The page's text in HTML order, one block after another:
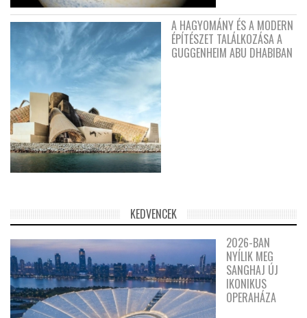
A HAGYOMÁNY ÉS A MODERN
ÉPÍTÉSZET TALÁLKOZÁSA A
GUGGENHEIM ABU DHABIBAN
KEDVENCEK
2026-BAN
NYÍLIK MEG
SANGHAJ ÚJ
IKONIKUS
OPERAHÁZA